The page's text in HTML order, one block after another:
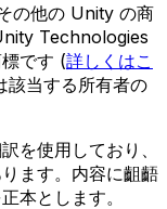
の他の Unity の商
Technologies
です (詳しくはこ
該当する所有者の
を使用しており、
ます。内容に齟齬
本とします。